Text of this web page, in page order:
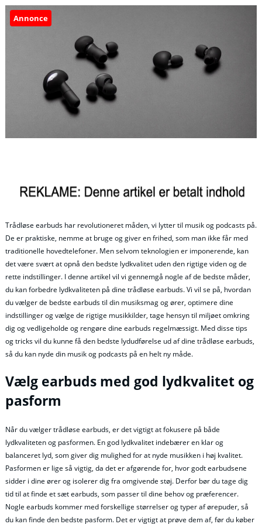
Annonce
Trådløse earbuds har revolutioneret måden, vi lytter til musik og podcasts på.
De er praktiske, nemme at bruge og giver en frihed, som man ikke får med
traditionelle hovedtelefoner. Men selvom teknologien er imponerende, kan
det være svært at opnå den bedste lydkvalitet uden den rigtige viden og de
rette indstillinger. I denne artikel vil vi gennemgå nogle af de bedste måder,
du kan forbedre lydkvaliteten på dine trådløse earbuds. Vi vil se på, hvordan
du vælger de bedste earbuds til din musiksmag og ører, optimere dine
indstillinger og vælge de rigtige musikkilder, tage hensyn til miljøet omkring
dig og vedligeholde og rengøre dine earbuds regelmæssigt. Med disse tips
og tricks vil du kunne få den bedste lydudførelse ud af dine trådløse earbuds,
så du kan nyde din musik og podcasts på en helt ny måde.
Vælg earbuds med god lydkvalitet og
pasform
Når du vælger trådløse earbuds, er det vigtigt at fokusere på både
lydkvaliteten og pasformen. En god lydkvalitet indebærer en klar og
balanceret lyd, som giver dig mulighed for at nyde musikken i høj kvalitet.
Pasformen er lige så vigtig, da det er afgørende for, hvor godt earbudsene
sidder i dine ører og isolerer dig fra omgivende støj. Derfor bør du tage dig
tid til at finde et sæt earbuds, som passer til dine behov og præferencer.
Nogle earbuds kommer med forskellige størrelser og typer af ørepuder, så
du kan finde den bedste pasform. Det er vigtigt at prøve dem af, før du køber